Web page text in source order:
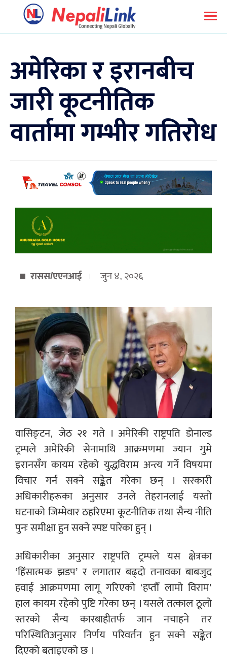
अमेरिका र इरानबीच
जारी कूटनीतिक
वार्तामा गम्भीर गतिरोध
रासस/एएनआई जुन ४, २०२६
वासिङ्टन, जेठ २१ गते । अमेरिकी राष्ट्रपति डोनाल्ड
ट्रम्पले अमेरिकी सेनामाथि आक्रमणमा ज्यान गुमे
इरानसँग कायम रहेको युद्धविराम अन्त्य गर्ने विषयमा
विचार गर्न सक्ने सङ्केत गरेका छन् । सरकारी
अधिकारीहरूका अनुसार उनले तेहरानलाई यस्तो
घटनाको जिम्मेवार ठहरिएमा कूटनीतिक तथा सैन्य नीति
पुनः समीक्षा हुन सक्ने स्पष्ट पारेका हुन् ।
अधिकारीका अनुसार राष्ट्रपति ट्रम्पले यस क्षेत्रका
‘हिंसात्मक झडप’ र लगातार बढ्दो तनावका बाबजुद
हवाई आक्रमणमा लागू गरिएको ‘हप्तौँ लामो विराम’
हाल कायम रहेको पुष्टि गरेका छन् । यसले तत्काल ठूलो
स्तरको सैन्य कारबाहीतर्फ जान नचाहने तर
परिस्थितिअनुसार निर्णय परिवर्तन हुन सक्ने सङ्केत
दिएको बताइएको छ ।